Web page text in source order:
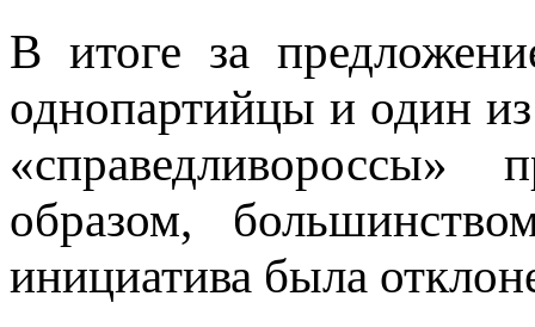
В итоге за
однопартийцы и один
«справедливороссы»
образом,
инициатива была